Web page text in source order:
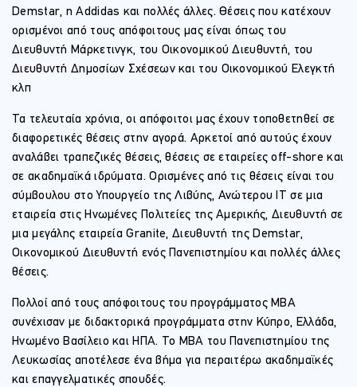
Demstar, η Addidas και πολλές άλλες. Θέσεις που κατέχουν
ορισμένοι από τους απόφοιτους μας είναι όπως του
Διευθυντή Μάρκετινγκ, του Οικονομικού Διευθυντή, του
Διευθυντή Δημοσίων Σχέσεων και του Οικονομικού Ελεγκτή
κλπ
Τα τελευταία χρόνια, οι απόφοιτοι μας έχουν τοποθετηθεί σε
διαφορετικές θέσεις στην αγορά. Αρκετοί από αυτούς έχουν
αναλάβει τραπεζικές θέσεις, θέσεις σε εταιρείες off-shore και
σε ακαδημαϊκά ιδρύματα. Ορισμένες από τις θέσεις είναι του
σύμβουλου στο Υπουργείο της Λιβύης, Ανώτερου IT σε μια
εταιρεία στις Ηνωμένες Πολιτείες της Αμερικής, Διευθυντή σε
μια μεγάλης εταιρεία Granite, Διευθυντή της Demstar,
Οικονομικού Διευθυντή ενός Πανεπιστημίου και πολλές άλλες
θέσεις.
Πολλοί από τους απόφοιτους του προγράμματος MBA
συνέχισαν με διδακτορικά προγράμματα στην Κύπρο, Ελλάδα,
Ηνωμένο Βασίλειο και ΗΠΑ. Το MBA του Πανεπιστημίου της
Λευκωσίας αποτέλεσε ένα βήμα για περαιτέρω ακαδημαϊκές
και επαγγελματικές σπουδές.